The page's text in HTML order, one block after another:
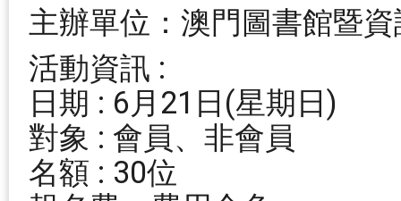
主辦單位：澳門圖書館暨
活動資訊
日期 : 6月21日(星期日)
對象 : 會員、非
名額 : 30位